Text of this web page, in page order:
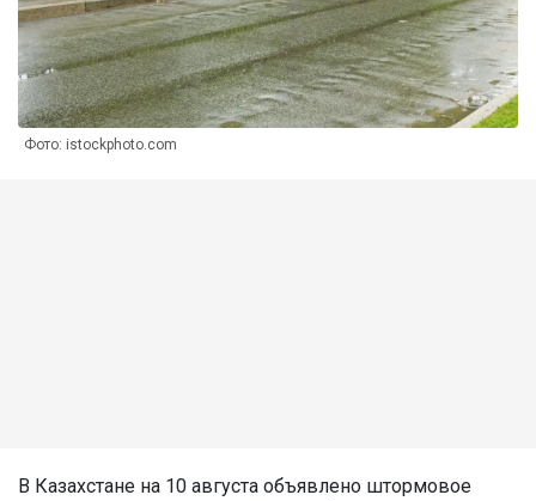
Фото: istockphoto.com
В Казахстане на 10 августа объявлено штормовое